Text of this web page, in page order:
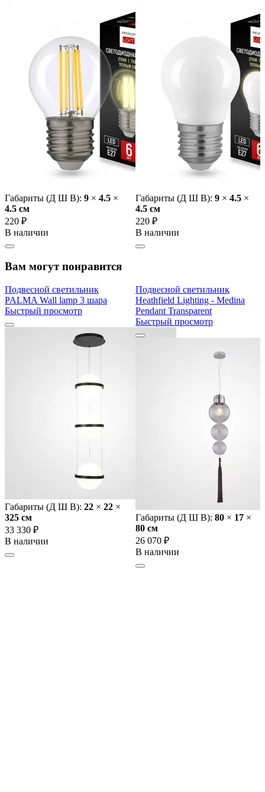
Габариты (Д Ш В): 9 × 4.5 ×
4.5 cм
220 ₽
В наличии
Габариты (Д Ш В): 9 × 4.5 ×
4.5 cм
220 ₽
В наличии
Вам могут понравится
Подвесной светильник
PALMA Wall lamp 3 шара
Быстрый просмотр
Габариты (Д Ш В): 22 × 22 ×
325 cм
33 330 ₽
В наличии
Подвесной светильник
Heathfield Lighting - Medina
Pendant Transparent
Быстрый просмотр
Габариты (Д Ш В): 80 × 17 ×
80 cм
26 070 ₽
В наличии